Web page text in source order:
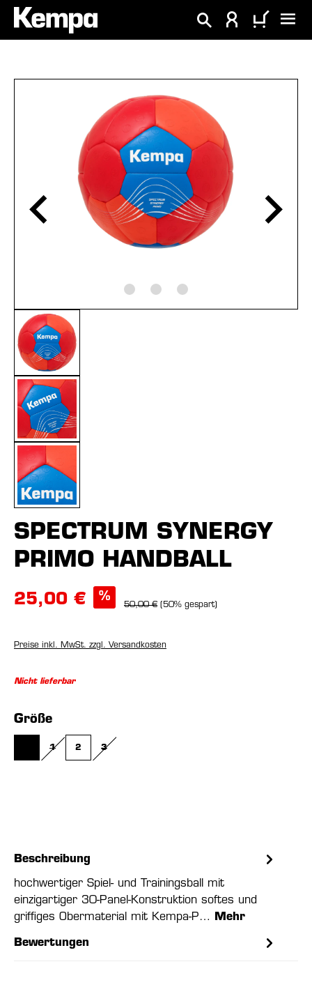
springen
SPECTRUM SYNERGY
PRIMO HANDBALL
25,00 € %
50,00 € (50% gespart)
Preise inkl. MwSt. zzgl. Versandkosten
Nicht lieferbar
Größeauswählen
(DIESE OPTION IST ZURZEIT NICHT VERFÜGBAR.)
1
(DIESE OPTION IST ZURZEIT NICHT VERFÜGBAR.)
2 3
Beschreibung
hochwertiger Spiel- und Trainingsball mit
einzigartiger 30-Panel-Konstruktion softes und
griffiges Obermaterial mit Kempa-P…
Mehr
Bewertungen